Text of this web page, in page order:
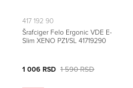
417 192 90
Šrafciger Felo Ergonic VDE E-
Slim XENO PZ1/SL 41719290
1 006 RSD 1 590 RSD